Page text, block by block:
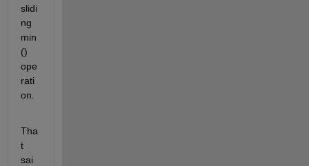
slidi
ng
min
()
ope
rati
on.
Tha
t
sai